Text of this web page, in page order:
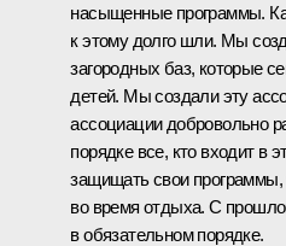
насыщенные программы.
к этому долго шли. Мы
загородных баз, которые
детей. Мы создали эту
ассоциации добровольно
порядке все, кто входит
защищать свои
во время отдыха. С
в обязательном порядке.